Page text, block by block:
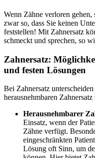
Wenn Zähne verloren
zwar so, dass Sie keinen
feststellen! Mit Zahnersatz
schmeckt und sprechen, so
Zahnersatz:
und festen Lösungen
Bei Zahnersatz
herausnehmbaren
Herausnehmbarer
Einsatz, wenn der
Zähne verfügt.
eingeschränkten
Lösung oft Sinn, um